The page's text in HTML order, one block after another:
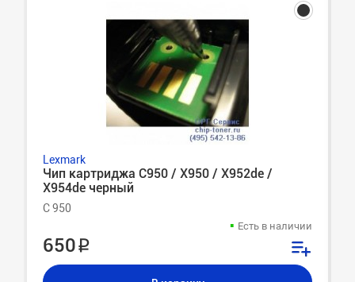
Lexmark
Чип картриджа C950 / X950 / X952de /
X954de черный
C 950
Есть в наличии
650 ₽